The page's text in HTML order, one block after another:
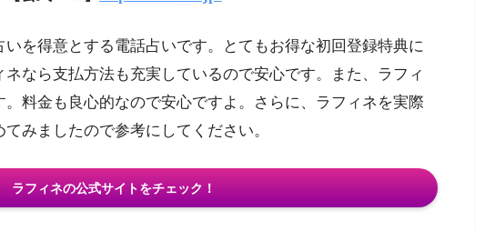
を得意とする電話占いです。とてもお得な初回登録特典に
なら支払方法も充実しているので安心です。また、ラフィ
料金も良心的なので安心ですよ。さらに、ラフィネを実際
みましたので参考にしてください。
ラフィネの公式サイトをチェック！